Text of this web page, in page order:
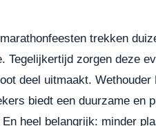
trekken
Tegelijkertijd zorgen deze
deel uitmaakt. Wethouder
biedt een duurzame en
heel belangrijk: minder